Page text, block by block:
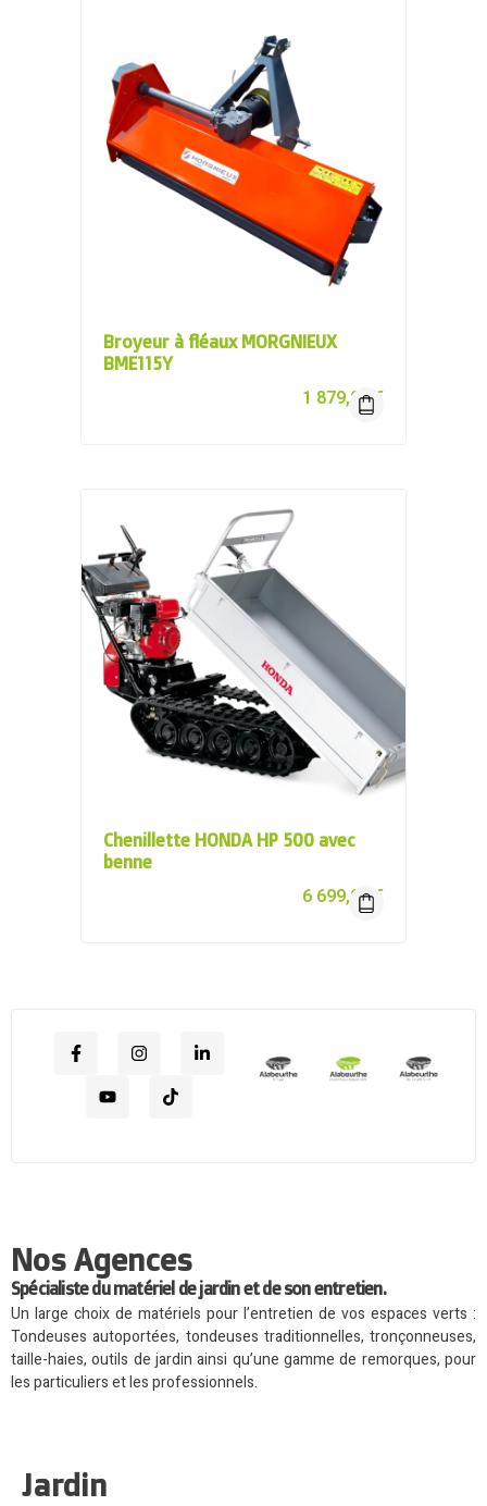
Broyeur à fléaux MORGNIEUX
BME115Y
1 879,00€
Chenillette HONDA HP 500 avec
benne
6 699,00€
Nos Agences
Spécialiste du matériel de jardin et de son entretien.
Un large choix de matériels pour l’entretien de vos espaces verts :
Tondeuses autoportées, tondeuses traditionnelles, tronçonneuses,
taille-haies, outils de jardin ainsi qu’une gamme de remorques, pour
les particuliers et les professionnels.
Jardin